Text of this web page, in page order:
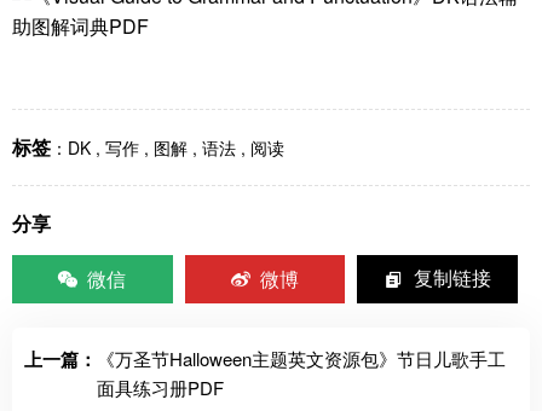
标签 ： DK , 写作 , 图解 , 语法 , 阅读
分享
微信
微博 复制链接
上一篇：
《万圣节Halloween主题英文资源包》节日儿歌手工
面具练习册PDF